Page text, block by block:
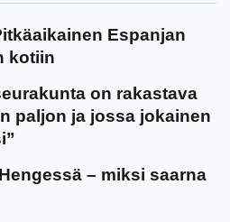
Espanjan
kotiin
on rakastava
paljon ja jossa jokainen
– miksi saarna